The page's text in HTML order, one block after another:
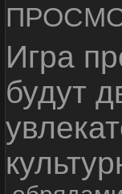
Игра
будут